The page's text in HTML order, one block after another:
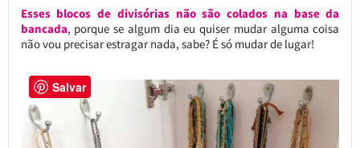
Esses blocos de divisórias não são colados na base da
bancada, porque se algum dia eu quiser mudar alguma coisa
não vou precisar estragar nada, sabe? É só mudar de lugar!
Salvar